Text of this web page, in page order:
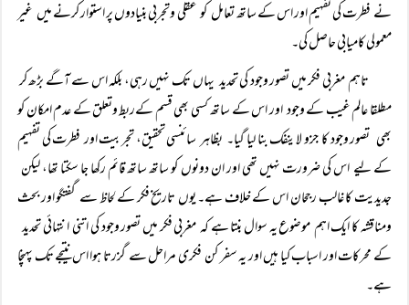
نے فطرت کی تفہیم اور اس کے ساتھ تعامل کو عقلی وتجربی بنیادوں پر استوار کرنے میں غیر
معمولی کامیابی حاصل کی۔
تاہم مغربی فکر میں تصور وجود کی تحدید یہاں تک نہیں رہی، بلکہ اس سے آگے بڑھ کر
مطلقا عالم غیب کے وجود اور اس کے ساتھ کسی بھی قسم کےربط وتعلق کے عدم امکان کو
بھی تصور وجود کا جزو لاینفک بنا لیا گیا۔ بظاہر سائنسی تحقیق، تجربیت اور فطرت کی تفہیم
کے لیے اس کی ضرورت نہیں تھی اور ان دونوں کو ساتھ ساتھ قائم رکھا جا سکتا تھا، لیکن
جدیدیت کا غالب رجحان اس کے خلاف ہے۔ یوں تاریخ فکر کے لحاظ سے گفتگو اور بحث
ومناقشہ کا ایک اہم موضوع یہ سوال بنتا ہے کہ مغربی فکر میں تصور وجود کی اتنی انتہائی تحدید
کے محرکات اور اسباب کیا ہیں اور یہ سفر کن فکری مراحل سے گزرتا ہوا اس نتیجے تک پہنچا
ہے۔